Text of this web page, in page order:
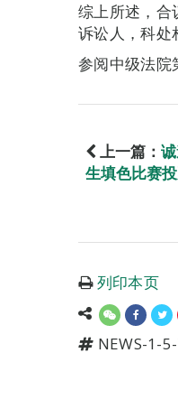
综上所述，合
诉讼人，科处
参阅中级法院
上一篇：
生填色比赛
列印本页
NEWS-1-